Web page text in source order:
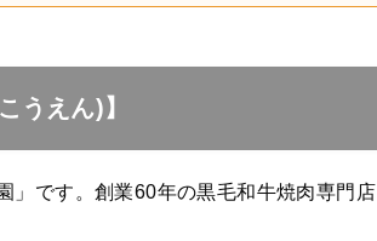
うえん)】
」です。創業60年の黒毛和牛焼肉専門店